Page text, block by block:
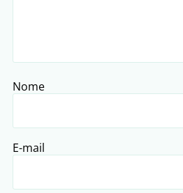
Nome
E-mail